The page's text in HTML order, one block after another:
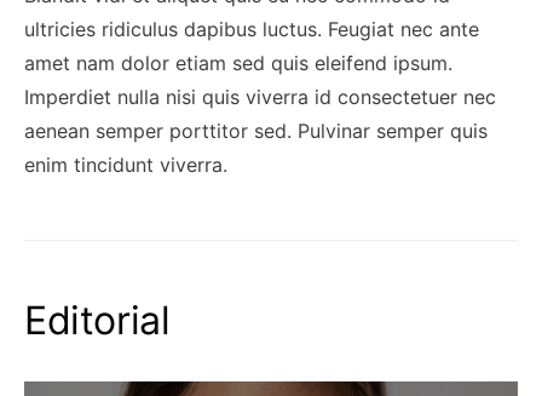
ultricies ridiculus dapibus luctus. Feugiat nec ante
amet nam dolor etiam sed quis eleifend ipsum.
Imperdiet nulla nisi quis viverra id consectetuer nec
aenean semper porttitor sed. Pulvinar semper quis
enim tincidunt viverra.
Editorial